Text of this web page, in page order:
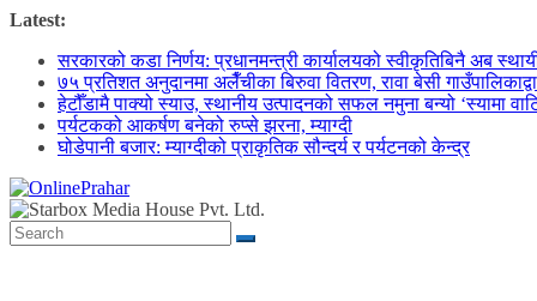
Skip
content
Latest:
सरकारको कडा निर्णय: प्रधानमन्त्री कार्यालयको स्वीकृतिबिनै अब स्थायी
७५ प्रतिशत अनुदानमा अलैँचीका बिरुवा वितरण, रावा बेसी
हेटौँडामै पाक्यो स्याउ, स्थानीय उत्पादनको सफल नमुना बन्यो ‘स्यामा
पर्यटकको आकर्षण बनेको रुप्से झरना, म्याग्दी
घोडेपानी बजार: म्याग्दीको प्राकृतिक सौन्दर्य र पर्यटनको केन्द्र